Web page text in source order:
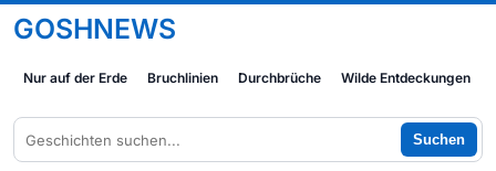
GOSHNEWS
Nur auf der Erde Bruchlinien Durchbrüche Wilde Entdeckungen
Suchen